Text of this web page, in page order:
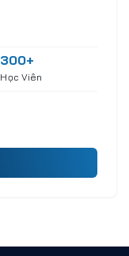
300+
Học Viên